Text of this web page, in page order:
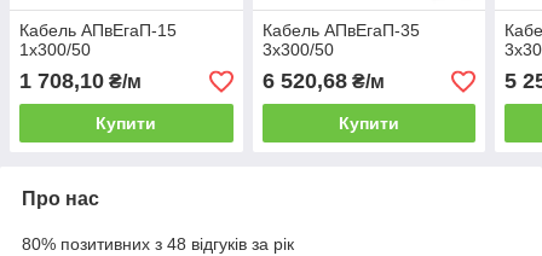
Кабель АПвЕгаП-15
1х300/50
1 708,10 ₴/м
Купити
Кабель АПвЕгаП‑35
3х300/50
6 520,68₴/м
Купити
5
Про нас
80% позитивних з 48 відгуків за рік